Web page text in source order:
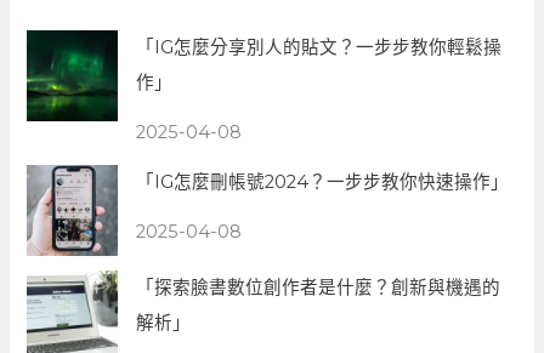
「IG怎麼分享別人的貼文？一步步教你輕鬆操
作」
2025-04-08
「IG怎麼刪帳號2024？一步步教你快速操作」
2025-04-08
「探索臉書數位創作者是什麼？創新與機遇的
解析」